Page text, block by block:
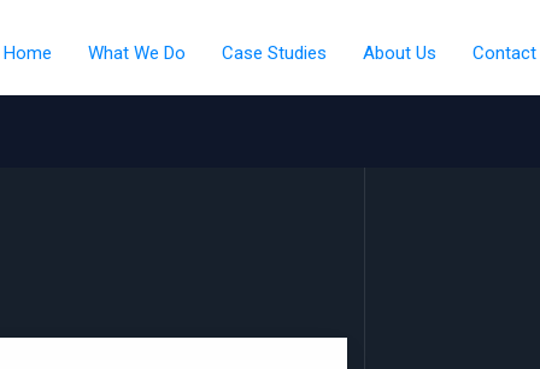
Home What We Do Case Studies About Us Contact